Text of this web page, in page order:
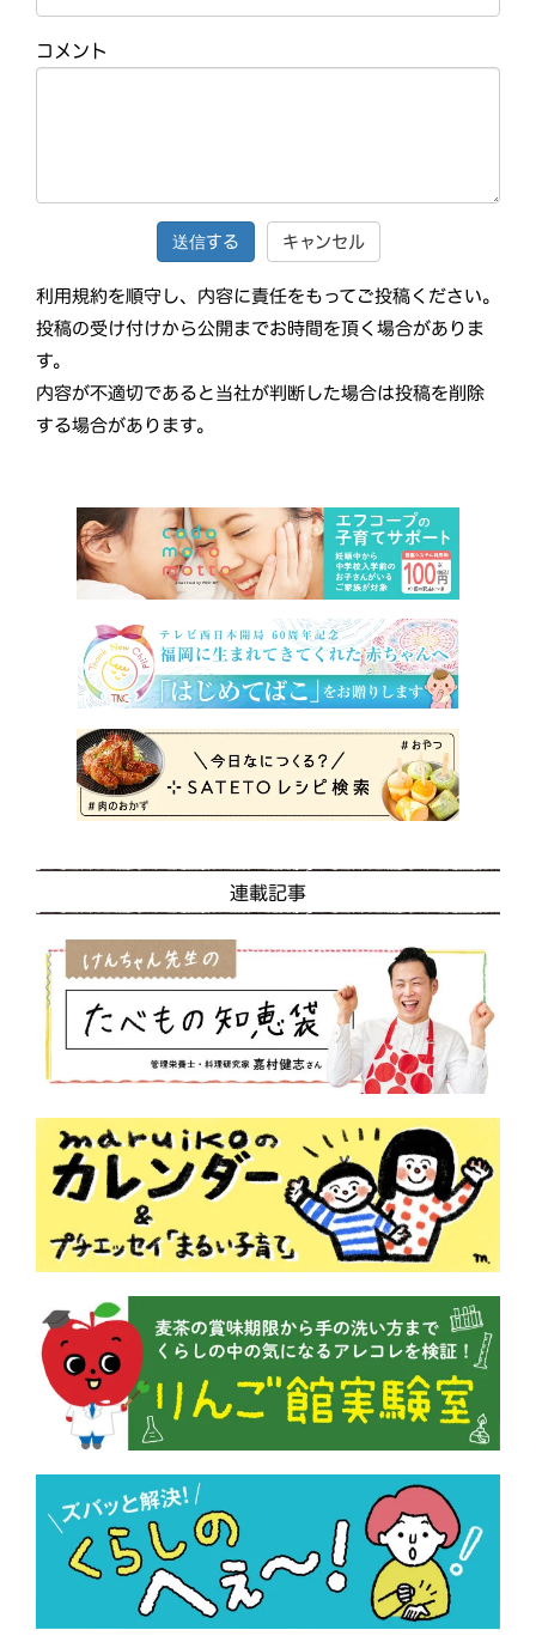
コメント
キャンセル
利用規約を順守し、内容に責任をもってご投稿ください。
投稿の受け付けから公開までお時間を頂く場合がありま
す。
内容が不適切であると当社が判断した場合は投稿を削除
する場合があります。
連載記事